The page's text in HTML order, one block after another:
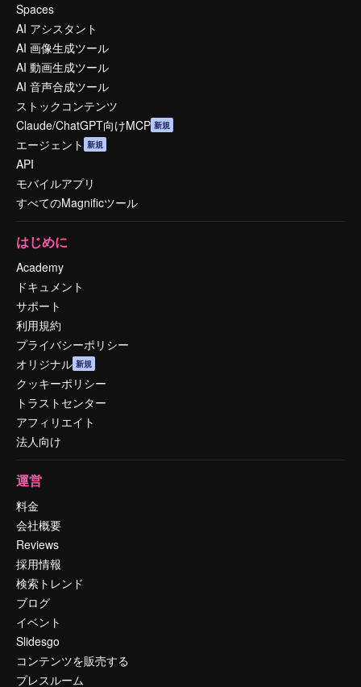
Spaces
AI アシスタント
AI 画像生成ツール
AI 動画生成ツール
AI 音声合成ツール
ストックコンテンツ
Claude/ChatGPT向けMCP 新規
エージェント 新規
API
モバイルアプリ
すべてのMagnificツール
はじめに
Academy
ドキュメント
サポート
利用規約
プライバシーポリシー
オリジナル 新規
クッキーポリシー
トラストセンター
アフィリエイト
法人向け
運営
料金
会社概要
Reviews
採用情報
検索トレンド
ブログ
イベント
Slidesgo
コンテンツを販売する
プレスルーム